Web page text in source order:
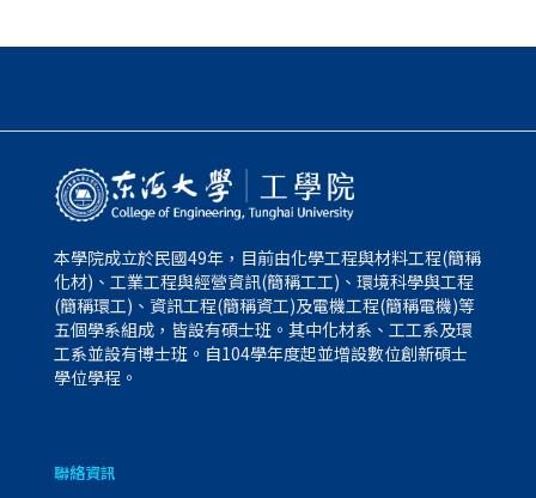
本學院成立於民國49年，目前由化學工程與材料工程(簡稱
化材)、工業工程與經營資訊(簡稱工工)、環境科學與工程
(簡稱環工)、資訊工程(簡稱資工)及電機工程(簡稱電機)等
五個學系組成，皆設有碩士班。其中化材系、工工系及環
工系並設有博士班。自104學年度起並增設數位創新碩士
學位學程。
聯絡資訊